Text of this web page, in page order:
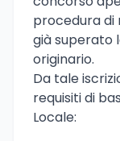
procedura di
già superato
originario.
Da tale
requisiti di
Locale: